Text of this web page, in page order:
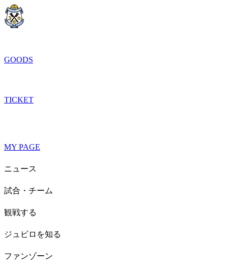
GOODS
TICKET
MY PAGE
ニュース
試合・チーム
観戦する
ジュビロを知る
ファンゾーン